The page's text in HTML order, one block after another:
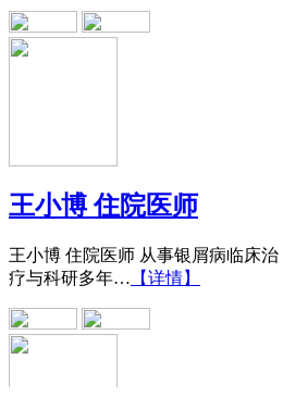
王小博 住院医师
王小博 住院医师 从事银屑病临床治
疗与科研多年…【详情】